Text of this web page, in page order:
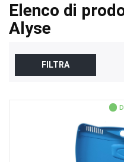
Elenco di
Alyse
FILTRA